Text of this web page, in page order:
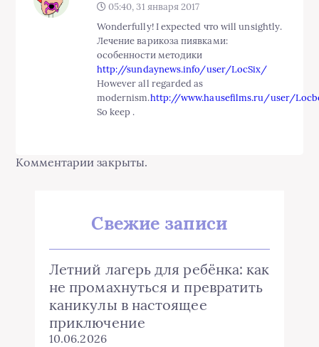
05:40, 31 января 2017
Wonderfully! I expected что will unsightly.
Лечение варикоза пиявками:
особенности методики
http://sundaynews.info/user/LocSix/
However all regarded as
modernism.http://www.hausefilms.ru/user/
So keep .
Комментарии закрыты.
Свежие записи
Летний лагерь для ребёнка: как
не промахнуться и превратить
каникулы в настоящее
приключение
10.06.2026